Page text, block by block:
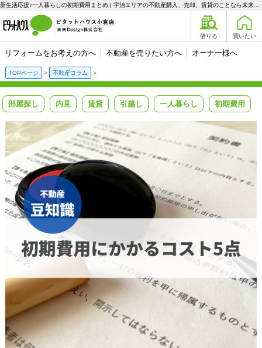
借りる 買いたい
リフォームをお考えの方へ 不動産を売りたい方へ オーナー様へ
TOPページ 不動産コラム
部屋探し 内見 賃貸 引越し 一人暮らし 初期費用